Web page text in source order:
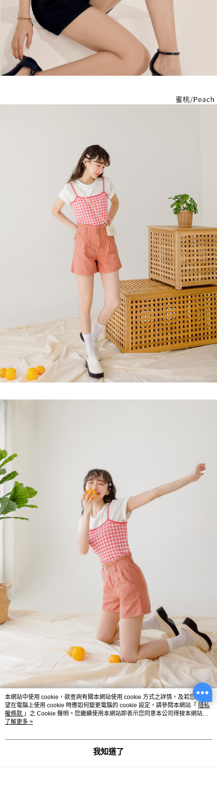
本網站中使用 cookie，欲查詢有關本網站使用 cookie 方式之詳情，及若您不希
望在電腦上使用 cookie 時應如何變更電腦的 cookie 設定，請參閱本網站「 隱私
權條款 」之 Cookie 聲明。您繼續使用本網站即表示您同意本公司得按本網站使
用條款之 Cookie 聲明使用 cookie。
了解更多 >
我知道了